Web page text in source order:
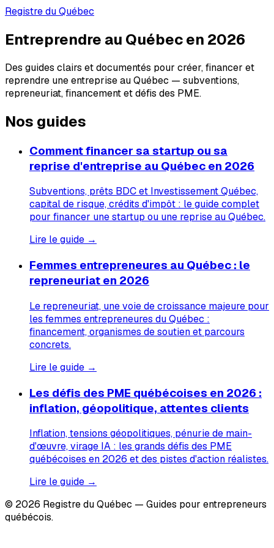
Registre du Québec
Entreprendre au Québec en 2026
Des guides clairs et documentés pour créer, financer et
reprendre une entreprise au Québec — subventions,
repreneuriat, financement et défis des PME.
Nos guides
Comment financer sa startup ou sa
reprise d'entreprise au Québec en 2026
Subventions, prêts BDC et Investissement Québec,
capital de risque, crédits d'impôt : le guide complet
pour financer une startup ou une reprise au Québec.
Lire le guide →
Femmes entrepreneures au Québec : le
repreneuriat en 2026
Le repreneuriat, une voie de croissance majeure pour
les femmes entrepreneures du Québec :
financement, organismes de soutien et parcours
concrets.
Lire le guide →
Les défis des PME québécoises en 2026 :
inflation, géopolitique, attentes clients
Inflation, tensions géopolitiques, pénurie de main-
d'œuvre, virage IA : les grands défis des PME
québécoises en 2026 et des pistes d'action réalistes.
Lire le guide →
© 2026 Registre du Québec — Guides pour entrepreneurs
québécois.